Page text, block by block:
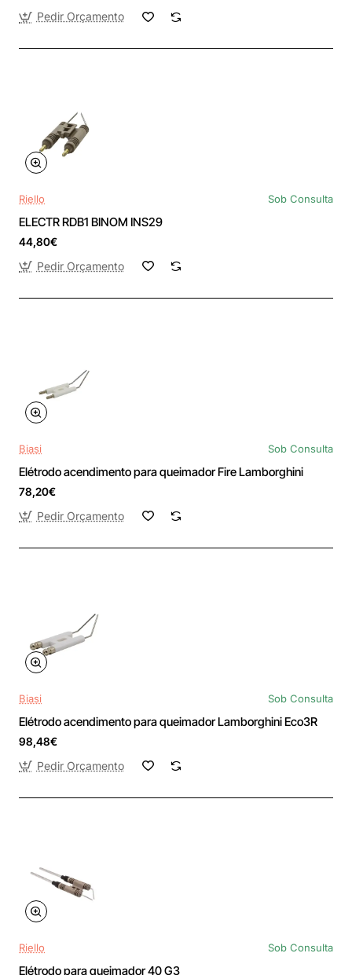
Pedir Orçamento
Riello Sob Consulta
ELECTR RDB1 BINOM INS29
44,80€
Pedir Orçamento
Biasi Sob Consulta
Elétrodo acendimento para queimador Fire Lamborghini
78,20€
Pedir Orçamento
Biasi Sob Consulta
Elétrodo acendimento para queimador Lamborghini Eco3R
98,48€
Pedir Orçamento
Riello Sob Consulta
Elétrodo para queimador 40 G3